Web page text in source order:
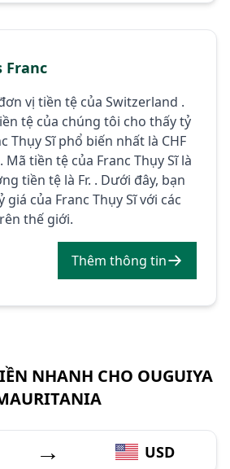
Franc
vị tiền tệ của Switzerland .
tệ của chúng tôi cho thấy tỷ
Thụy Sĩ phổ biến nhất là CHF
Mã tiền tệ của Franc Thụy Sĩ là
tiền tệ là Fr. . Dưới đây, bạn
giá của Franc Thụy Sĩ với các
thế giới.
Thêm thông tin
NHANH CHO OUGUIYA
→ USD